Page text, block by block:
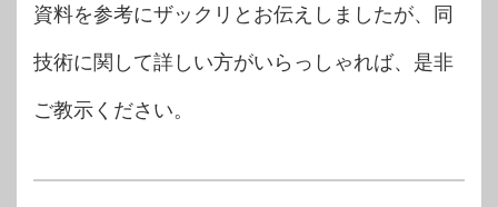
資料を参考にザックリとお伝えしましたが、同
技術に関して詳しい方がいらっしゃれば、是非
ご教示ください。